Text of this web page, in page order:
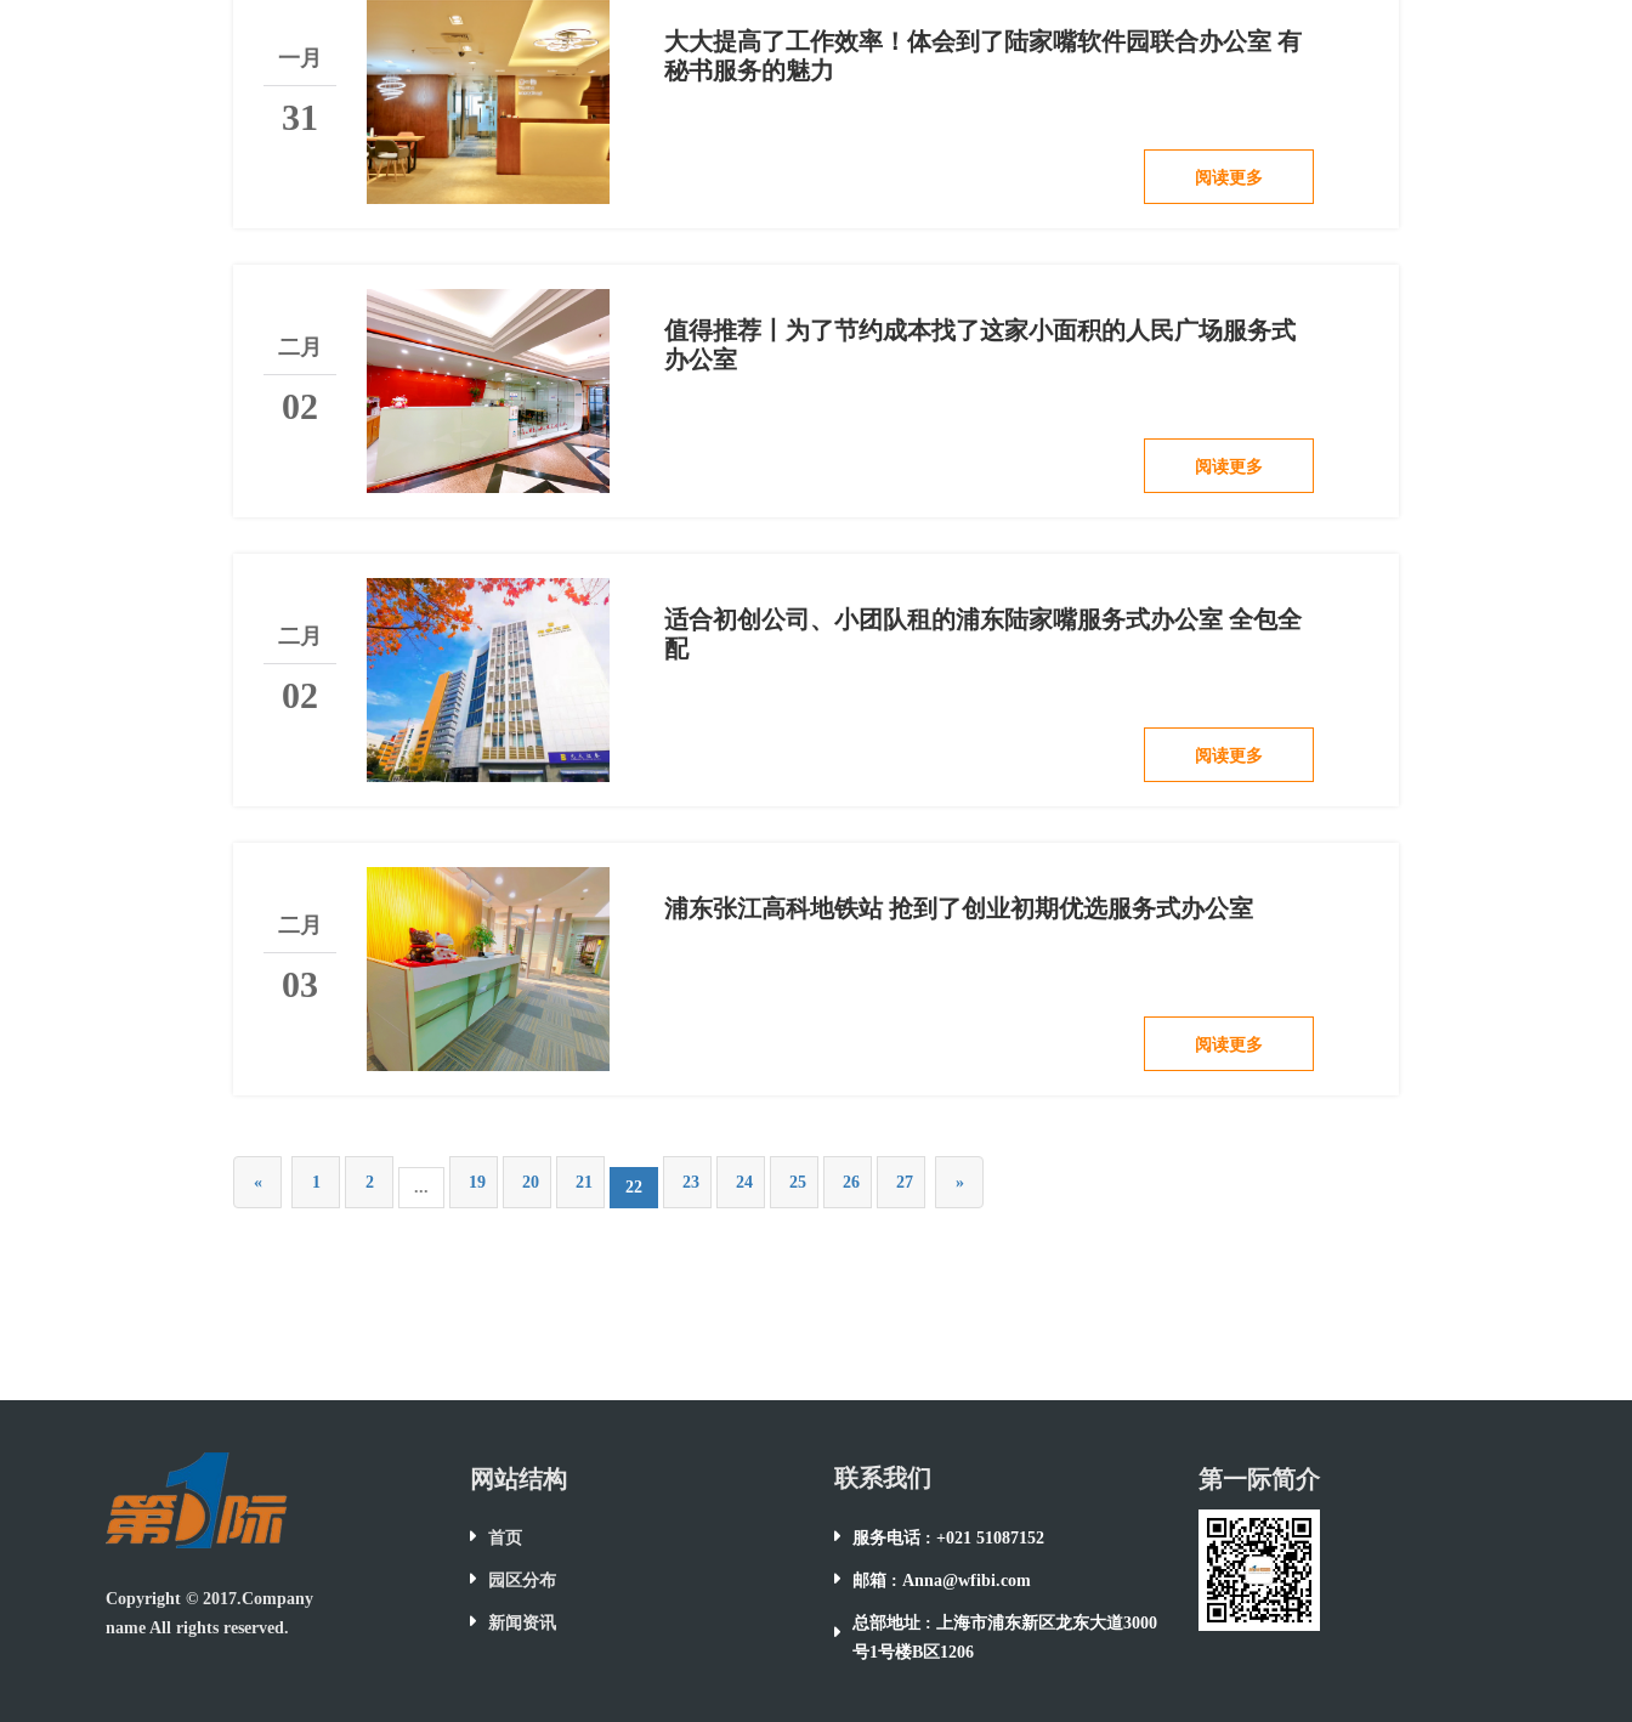
一月
31
大大提高了工作效率！体会到了陆家嘴软件园联合办公室 有
秘书服务的魅力
阅读更多
二月
02
值得推荐丨为了节约成本找了这家小面积的人民广场服务式
办公室
阅读更多
二月
02
适合初创公司、小团队租的浦东陆家嘴服务式办公室 全包全
配
阅读更多
二月
03
浦东张江高科地铁站 抢到了创业初期优选服务式办公室
阅读更多
« 1 2 ... 19 20 21 22 23 24 25 26 27 »
Copyright © 2017.Company
name All rights reserved.
网站结构
首页
园区分布
新闻资讯
联系我们
服务电话 : +021 51087152
邮箱 : Anna@wfibi.com
总部地址 : 上海市浦东新区龙东大道3000
号1号楼B区1206
第一际简介